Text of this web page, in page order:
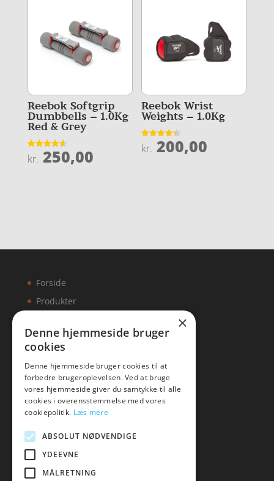
Reebok Softgrip
Dumbbells – 1.0Kg
Red & Grey
Vurderet
4.6
kr. 250,00
Reebok Wrist
Weights – 1.0Kg
Vurderet
4.3
kr. 200,00
Forside
Produkter
Artikler
Malawigruppen
Mail:hej@malawigruppen.dk
×
Denne hjemmeside bruger
cookies
Denne hjemmeside bruger cookies til at
forbedre brugeroplevelsen. Ved at bruge
vores hjemmeside giver du samtykke til alle
cookies i overensstemmelse med vores
cookiepolitik. Læs mere
ABSOLUT NØDVENDIGE
YDEEVNE
MÅLRETNING